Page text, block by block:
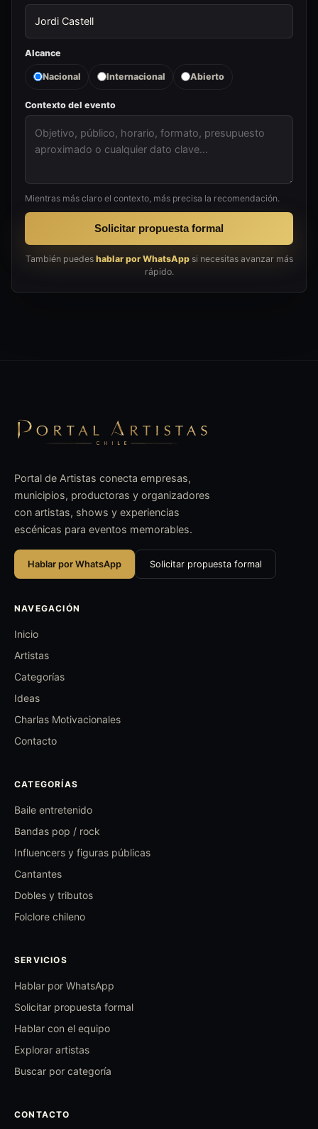
Alcance
Nacional Internacional Abierto
Contexto del evento
Mientras más claro el contexto, más precisa la recomendación.
Solicitar propuesta formal
También puedes hablar por WhatsAppsi necesitas avanzar más
rápido.
Portal de Artistas conecta empresas,
municipios, productoras y organizadores
con artistas, shows y experiencias
escénicas para eventos memorables.
Hablar por WhatsApp Solicitar propuesta formal
NAVEGACIÓN
Inicio
Artistas
Categorías
Ideas
Charlas Motivacionales
Contacto
CATEGORÍAS
Baile entretenido
Bandas pop / rock
Influencers y figuras públicas
Cantantes
Dobles y tributos
Folclore chileno
SERVICIOS
Hablar por WhatsApp
Solicitar propuesta formal
Hablar con el equipo
Explorar artistas
Buscar por categoría
CONTACTO